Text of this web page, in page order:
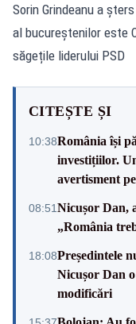
Sorin Grindeanu a
al bucureștenilor este
săgețile liderului PSD
CITEȘTE ȘI
10:38România își
investițiilor.
avertisment
08:51Nicușor Dan,
„România
18:08Președintele
Nicușor Dan
modificări